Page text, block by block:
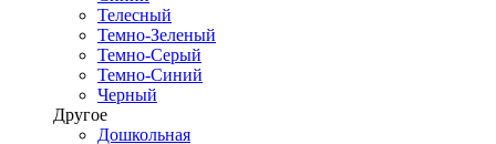
Телесный
Темно-Зеленый
Темно-Серый
Темно-Синий
Черный
Другое
Дошкольная